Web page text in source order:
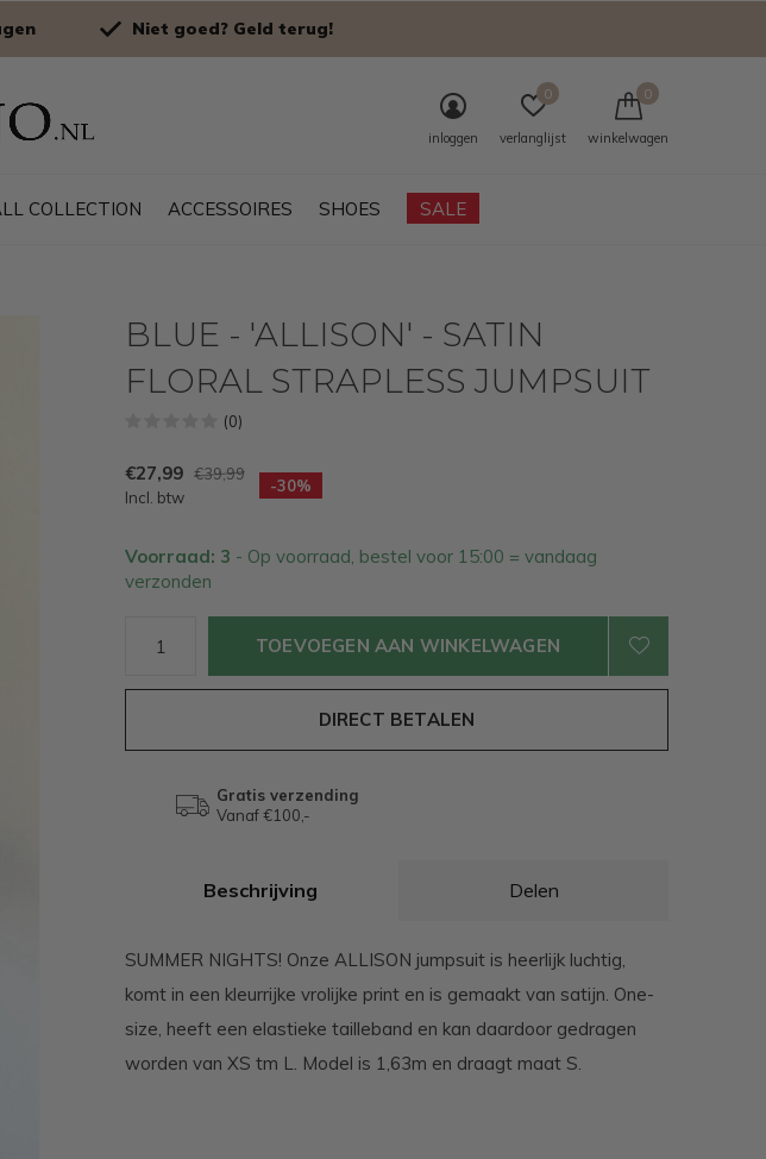
COLLECTION ACCESSOIRES SHOES SALE
inloggen verlanglijst
0
winkelwagen
0
Niet goed? Geld terug!
BLUE - 'ALLISON' - SATIN
FLORAL STRAPLESS JUMPSUIT
(0)
€27,99 €39,99
Incl. btw
-30%
Voorraad: 3 - Op voorraad, bestel voor 15:00 = vandaag
verzonden
TOEVOEGEN AAN WINKELWAGEN
DIRECT BETALEN
Gratis verzending
Vanaf €100,-
Beschrijving Delen
SUMMER NIGHTS! Onze ALLISON jumpsuit is heerlijk luchtig,
komt in een kleurrijke vrolijke print en is gemaakt van satijn. One-
size, heeft een elastieke tailleband en kan daardoor gedragen
worden van XS tm L. Model is 1,63m en draagt maat S.